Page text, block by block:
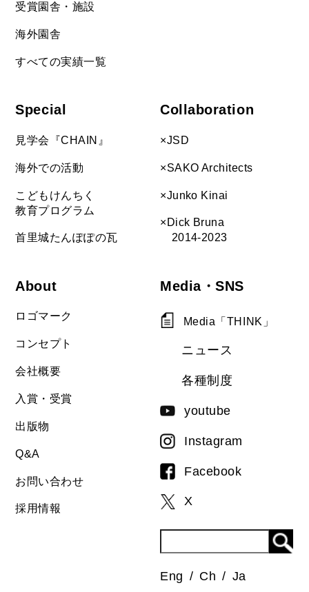
受賞園舎・施設
海外園舎
すべての実績一覧
Special
見学会『CHAIN』
海外での活動
こどもけんちく
教育プログラム
首里城たんぽぽの瓦
Collaboration
×JSD
×SAKO Architects
×Junko Kinai
×Dick Bruna
2014-2023
About
ロゴマーク
コンセプト
会社概要
入賞・受賞
出版物
Q&A
お問い合わせ
採用情報
Media・SNS
Media「THINK」
ニュース
各種制度
youtube
Instagram
Facebook
X
Eng Ch Ja